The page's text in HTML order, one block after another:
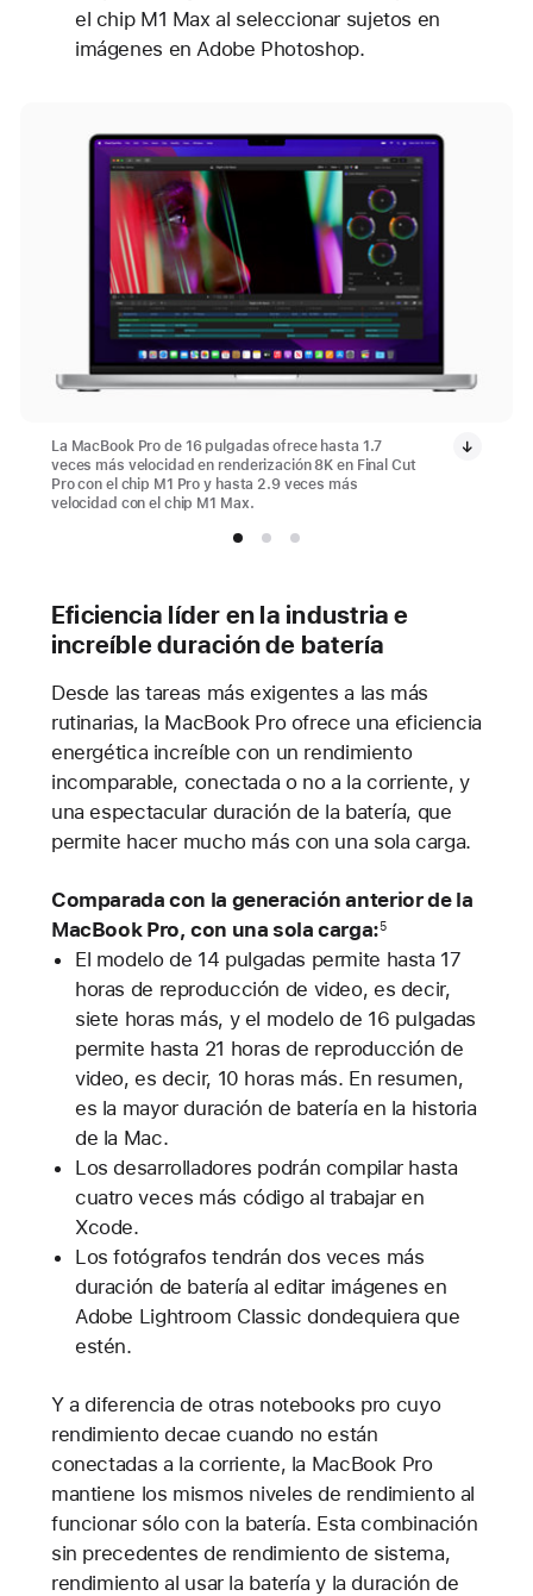
el chip M1 Max al seleccionar sujetos en
imágenes en Adobe Photoshop.
La MacBook Pro de 16 pulgadas ofrece hasta 1.7
veces más velocidad en renderización 8K en Final Cut
Pro con el chip M1 Pro y hasta 2.9 veces más
velocidad con el chip M1 Max.
Eficiencia líder en la industria e
increíble duración de batería
Desde las tareas más exigentes a las más
rutinarias, la MacBook Pro ofrece una eficiencia
energética increíble con un rendimiento
incomparable, conectada o no a la corriente, y
una espectacular duración de la batería, que
permite hacer mucho más con una sola carga.
Comparada con la generación anterior de la
MacBook Pro, con una sola carga:5
El modelo de 14 pulgadas permite hasta 17
horas de reproducción de video, es decir,
siete horas más, y el modelo de 16 pulgadas
permite hasta 21 horas de reproducción de
video, es decir, 10 horas más. En resumen,
es la mayor duración de batería en la historia
de la Mac.
Los desarrolladores podrán compilar hasta
cuatro veces más código al trabajar en
Xcode.
Los fotógrafos tendrán dos veces más
duración de batería al editar imágenes en
Adobe Lightroom Classic dondequiera que
estén.
Y a diferencia de otras notebooks pro cuyo
rendimiento decae cuando no están
conectadas a la corriente, la MacBook Pro
mantiene los mismos niveles de rendimiento al
funcionar sólo con la batería. Esta combinación
sin precedentes de rendimiento de sistema,
rendimiento al usar la batería y la duración de